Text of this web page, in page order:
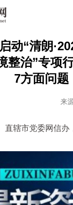
动“清朗
整治”专项
7方面问题
来
直辖市党委网信办